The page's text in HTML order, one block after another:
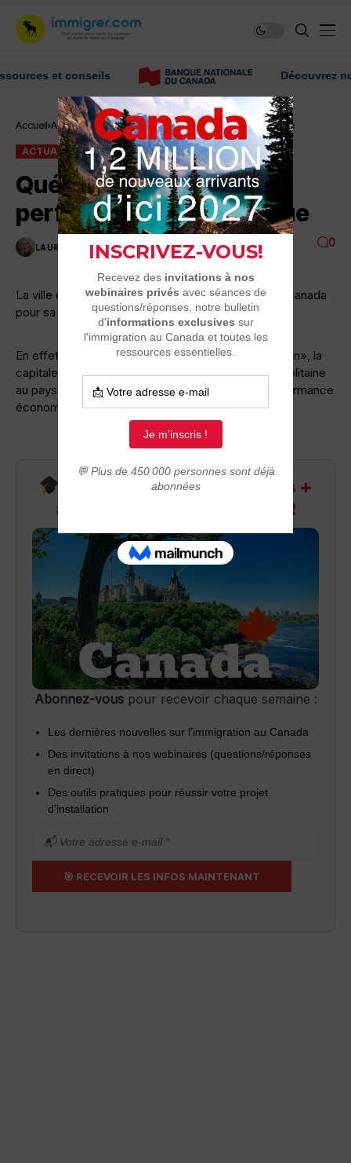
et conseils Découvrez nos
Accueil Actualité Québec, 2e pour la performance économique
ACTUALITÉ
Québec, 2e pour la
performance économique
LAURENCE NADEAU 1 MINUTES DE LECTURE 2K VUES 0
La ville de Québec arrive en deuxième position au Canada
pour sa performance économique.
En effet, selon le magazine américain «Site Selection», la
capitale du Québec est la deuxième région métropolitaine
au pays, derrière Hamilton en Ontario, pour sa performance
économique.
Recevez infos exclusives +
accès aux webinaires Q&R
Abonnez-vouspour recevoir chaque semaine :
Les dernières nouvelles sur l’immigration au Canada
Des invitations à nos webinaires (questions/réponses
en direct)
Des outils pratiques pour réussir votre projet
d’installation